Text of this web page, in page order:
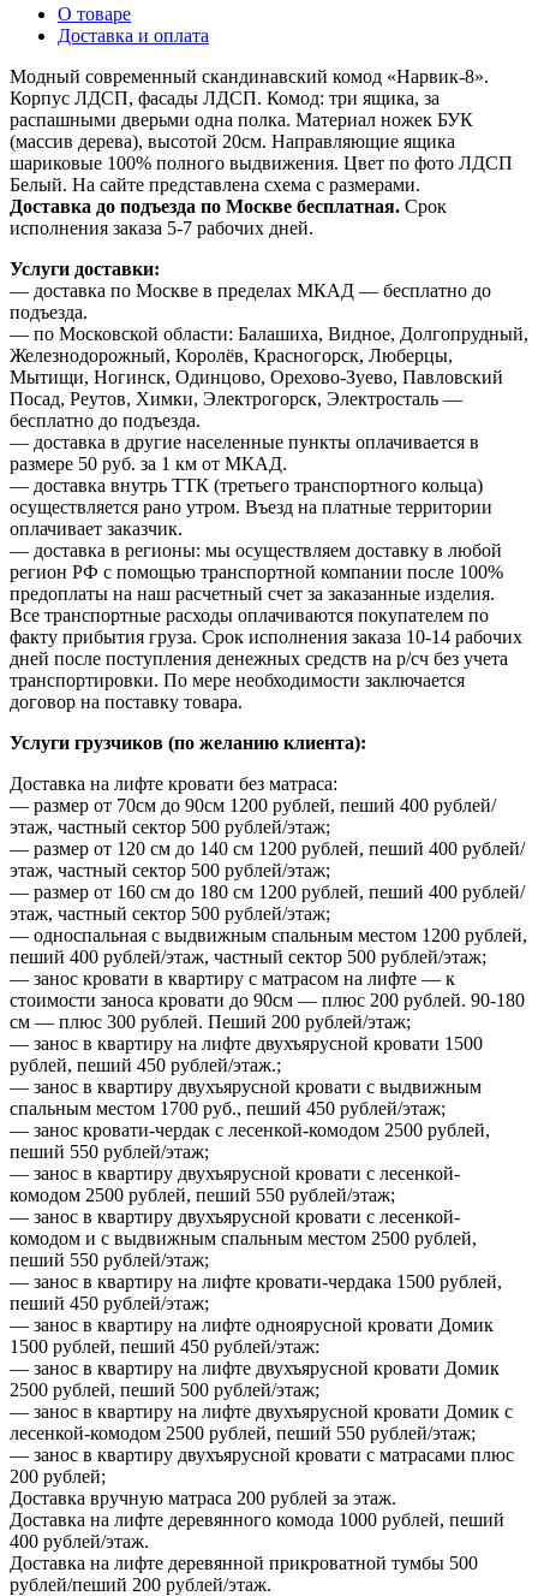
О товаре
Доставка и оплата
Модный современный скандинавский комод «Нарвик-8».
Корпус ЛДСП, фасады ЛДСП. Комод: три ящика, за
распашными дверьми одна полка. Материал ножек БУК
(массив дерева), высотой 20см. Направляющие ящика
шариковые 100% полного выдвижения. Цвет по фото ЛДСП
Белый. На сайте представлена схема с размерами.
Доставка до подъезда по Москве бесплатная. Срок
исполнения заказа 5-7 рабочих дней.
Услуги доставки:
— доставка по Москве в пределах МКАД — бесплатно до
подъезда.
— по Московской области: Балашиха, Видное, Долгопрудный,
Железнодорожный, Королёв, Красногорск, Люберцы,
Мытищи, Ногинск, Одинцово, Орехово-Зуево, Павловский
Посад, Реутов, Химки, Электрогорск, Электросталь —
бесплатно до подъезда.
— доставка в другие населенные пункты оплачивается в
размере 50 руб. за 1 км от МКАД.
— доставка внутрь ТТК (третьего транспортного кольца)
осуществляется рано утром. Въезд на платные территории
оплачивает заказчик.
— доставка в регионы: мы осуществляем доставку в любой
регион РФ с помощью транспортной компании после 100%
предоплаты на наш расчетный счет за заказанные изделия.
Все транспортные расходы оплачиваются покупателем по
факту прибытия груза. Срок исполнения заказа 10-14 рабочих
дней после поступления денежных средств на р/сч без учета
транспортировки. По мере необходимости заключается
договор на поставку товара.
Услуги грузчиков (по желанию клиента):
Доставка на лифте кровати без матраса:
— размер от 70см до 90см 1200 рублей, пеший 400 рублей/
этаж, частный сектор 500 рублей/этаж;
— размер от 120 см до 140 см 1200 рублей, пеший 400 рублей/
этаж, частный сектор 500 рублей/этаж;
— размер от 160 см до 180 см 1200 рублей, пеший 400 рублей/
этаж, частный сектор 500 рублей/этаж;
— односпальная с выдвижным спальным местом 1200 рублей,
пеший 400 рублей/этаж, частный сектор 500 рублей/этаж;
— занос кровати в квартиру с матрасом на лифте — к
стоимости заноса кровати до 90см — плюс 200 рублей. 90-180
см — плюс 300 рублей. Пеший 200 рублей/этаж;
— занос в квартиру на лифте двухъярусной кровати 1500
рублей, пеший 450 рублей/этаж.;
— занос в квартиру двухъярусной кровати с выдвижным
спальным местом 1700 руб., пеший 450 рублей/этаж;
— занос кровати-чердак с лесенкой-комодом 2500 рублей,
пеший 550 рублей/этаж;
— занос в квартиру двухъярусной кровати с лесенкой-
комодом 2500 рублей, пеший 550 рублей/этаж;
— занос в квартиру двухъярусной кровати с лесенкой-
комодом и с выдвижным спальным местом 2500 рублей,
пеший 550 рублей/этаж;
— занос в квартиру на лифте кровати-чердака 1500 рублей,
пеший 450 рублей/этаж;
— занос в квартиру на лифте одноярусной кровати Домик
1500 рублей, пеший 450 рублей/этаж:
— занос в квартиру на лифте двухъярусной кровати Домик
2500 рублей, пеший 500 рублей/этаж;
— занос в квартиру на лифте двухъярусной кровати Домик с
лесенкой-комодом 2500 рублей, пеший 550 рублей/этаж;
— занос в квартиру двухъярусной кровати с матрасами плюс
200 рублей;
Доставка вручную матраса 200 рублей за этаж.
Доставка на лифте деревянного комода 1000 рублей, пеший
400 рублей/этаж.
Доставка на лифте деревянной прикроватной тумбы 500
рублей/пеший 200 рублей/этаж.